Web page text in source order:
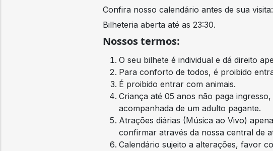
Confira nosso calendário antes de sua visita:
Bilheteria aberta até as 23:30.
Nossos termos:
O seu bilhete é individual e dá direito
Para conforto de todos, é proibido
É proibido entrar com animais.
Criança até 05 anos não paga
acompanhada de um adulto pagante.
Atrações diárias (Música ao Vivo)
confirmar através da nossa central de
Calendário sujeito a alterações, favor